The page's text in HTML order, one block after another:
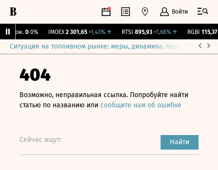
Войти
Бирж. 0 0% IMOEX 2 301,65 +1,43%↑ RTSI 895,93 +1,68% ↑ RGBI 115,37
Ситуация на топливном рынке: меры, динамика, прогнозы
404
Возможно, неправильная ссылка. Попробуйте найти
статью по названию или сообщите нам об ошибке
Сейчас ищут: Найти